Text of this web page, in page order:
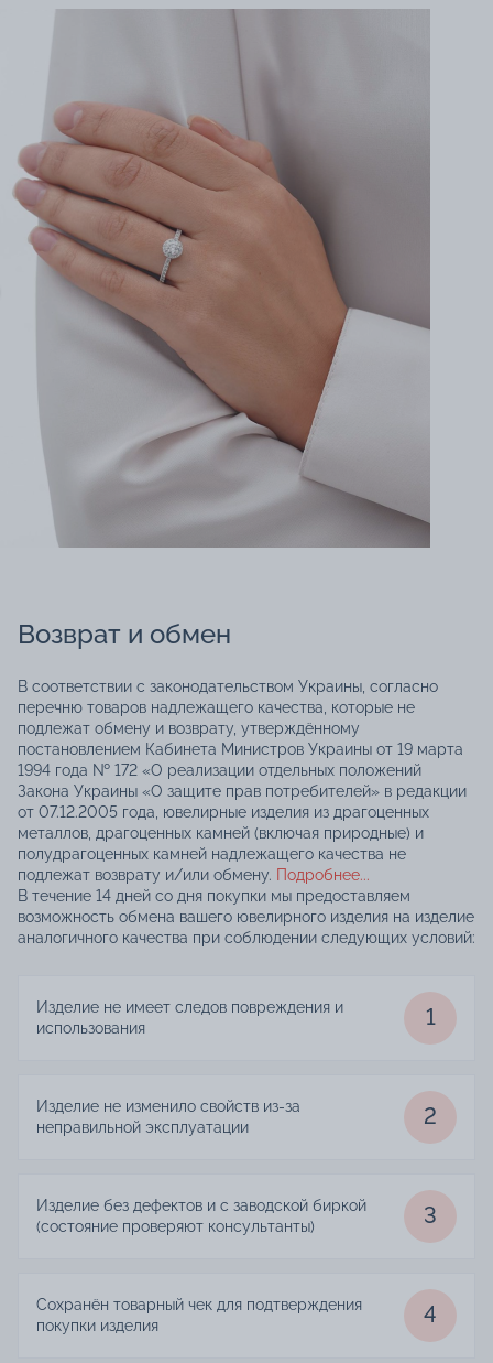
Возврат и обмен
В соответствии с законодательством Украины, согласно
перечню товаров надлежащего качества, которые не
подлежат обмену и возврату, утверждённому
постановлением Кабинета Министров Украины от 19 марта
1994 года № 172 «О реализации отдельных положений
Закона Украины «О защите прав потребителей» в редакции
от 07.12.2005 года, ювелирные изделия из драгоценных
металлов, драгоценных камней (включая природные) и
полудрагоценных камней надлежащего качества не
подлежат возврату и/или обмену. Подробнее...
В течение 14 дней со дня покупки мы предоставляем
возможность обмена вашего ювелирного изделия на изделие
аналогичного качества при соблюдении следующих условий:
Изделие не имеет следов повреждения и
использования
1
Изделие не изменило свойств из-за
неправильной эксплуатации
2
Изделие без дефектов и с заводской биркой
(состояние проверяют консультанты)
3
Сохранён товарный чек для подтверждения
покупки изделия
4